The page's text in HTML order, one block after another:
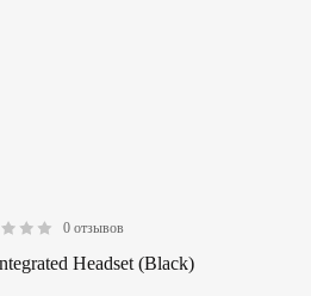
0 отзывов
Headset (Black)